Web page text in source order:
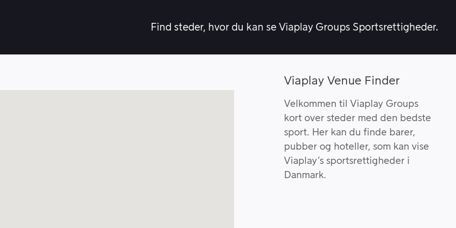
Find steder, hvor du kan se Viaplay Groups Sportsrettigheder.
Viaplay Venue Finder
Velkommen til Viaplay Groups
kort over steder med den bedste
sport. Her kan du finde barer,
pubber og hoteller, som kan vise
Viaplay’s sportsrettigheder i
Danmark.